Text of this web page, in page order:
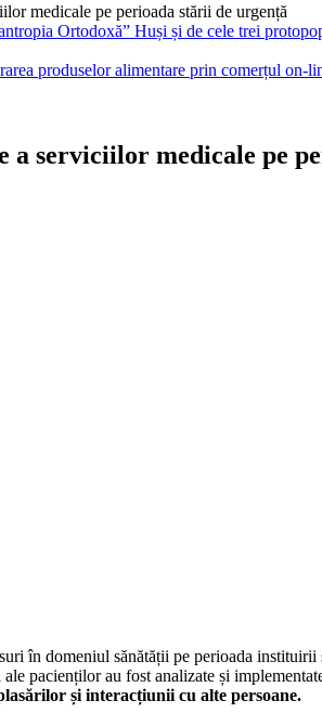
medicale pe perioada stării de urgență
serviciilor medicale pe
în domeniul sănătății pe perioada
pacienților au fost analizate și
și interacțiunii cu alte persoane.